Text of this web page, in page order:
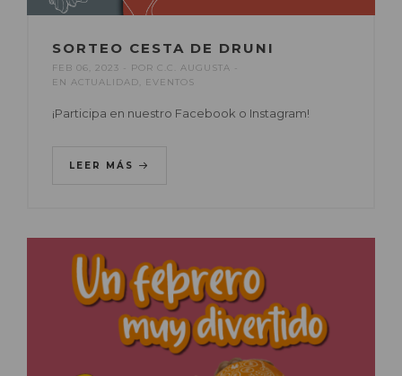
SORTEO CESTA DE DRUNI
FEB 06, 2023 POR C.C. AUGUSTA
EN ACTUALIDAD EVENTOS
¡Participa en nuestro Facebook o Instagram!
LEER MÁS